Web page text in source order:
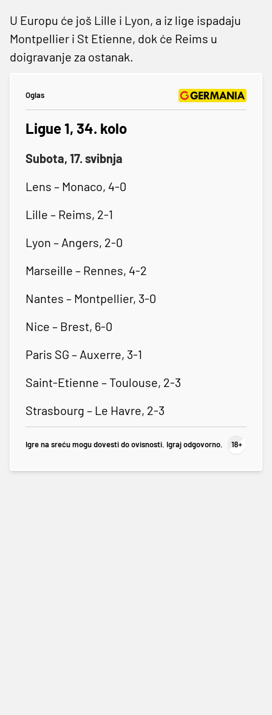
U Europu će još Lille i Lyon, a iz lige ispadaju
Montpellier i St Etienne, dok će Reims u
doigravanje za ostanak.
Oglas
Ligue 1, 34. kolo
Subota, 17. svibnja
Lens – Monaco, 4-0
Lille – Reims, 2-1
Lyon – Angers, 2-0
Marseille – Rennes, 4-2
Nantes – Montpellier, 3-0
Nice – Brest, 6-0
Paris SG – Auxerre, 3-1
Saint-Etienne – Toulouse, 2-3
Strasbourg – Le Havre, 2-3
Igre na sreću mogu dovesti do ovisnosti. Igraj odgovorno.